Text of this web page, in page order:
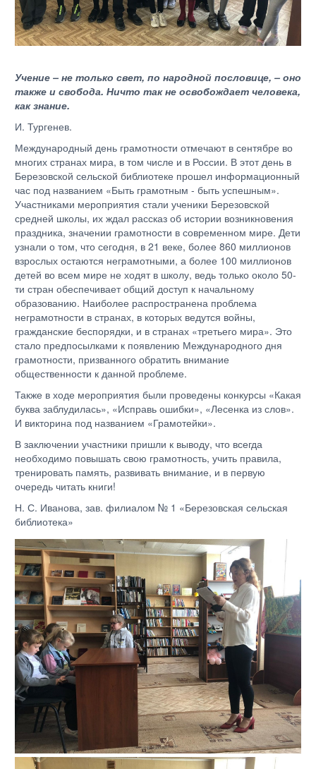
Учение – не только свет, по народной пословице, – оно
также и свобода. Ничто так не освобождает человека,
как знание.
И. Тургенев.
Международный день грамотности отмечают в сентябре во
многих странах мира, в том числе и в России. В этот день в
Березовской сельской библиотеке прошел информационный
час под названием «Быть грамотным - быть успешным».
Участниками мероприятия стали ученики Березовской
средней школы, их ждал рассказ об истории возникновения
праздника, значении грамотности в современном мире. Дети
узнали о том, что сегодня, в 21 веке, более 860 миллионов
взрослых остаются неграмотными, а более 100 миллионов
детей во всем мире не ходят в школу, ведь только около 50-
ти стран обеспечивает общий доступ к начальному
образованию. Наиболее распространена проблема
неграмотности в странах, в которых ведутся войны,
гражданские беспорядки, и в странах «третьего мира». Это
стало предпосылками к появлению Международного дня
грамотности, призванного обратить внимание
общественности к данной проблеме.
Также в ходе мероприятия были проведены конкурсы «Какая
буква заблудилась», «Исправь ошибки», «Лесенка из слов».
И викторина под названием «Грамотейки».
В заключении участники пришли к выводу, что всегда
необходимо повышать свою грамотность, учить правила,
тренировать память, развивать внимание, и в первую
очередь читать книги!
Н. С. Иванова, зав. филиалом № 1 «Березовская сельская
библиотека»